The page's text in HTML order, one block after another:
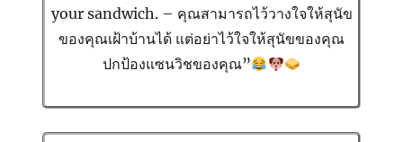
your sandwich. – คุณสามารถไว้วางใจให้สุนัข
ของคุณเฝ้าบ้านได้ แต่อย่าไว้ใจให้สุนัขของคุณ
ปกป้องแซนวิชของคุณ”